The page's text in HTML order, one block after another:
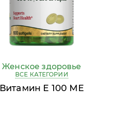
Женское здоровье
ВСЕ КАТЕГОРИИ
Витамин Е 100 МЕ